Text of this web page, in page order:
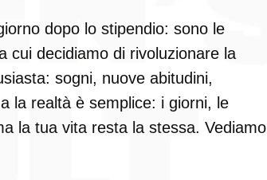
dopo lo stipendio: sono le
cui decidiamo di rivoluzionare la
sogni, nuove abitudini,
la realtà è semplice: i giorni, le
la tua vita resta la stessa. Vediamo